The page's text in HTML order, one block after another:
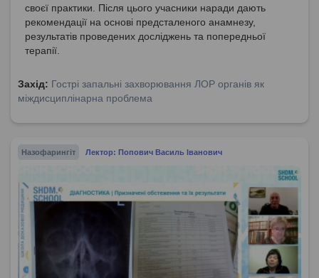
своєї практики. Після цього учасники наради дають
рекомендації на основі предсталеного анамнезу,
результатів проведених досліджень та попередньої
терапії.
Захід: Гострі запальні захворювання ЛОР органів як
міждисциплінарна проблема
Назофарингіт Лектор: Попович Василь Іванович